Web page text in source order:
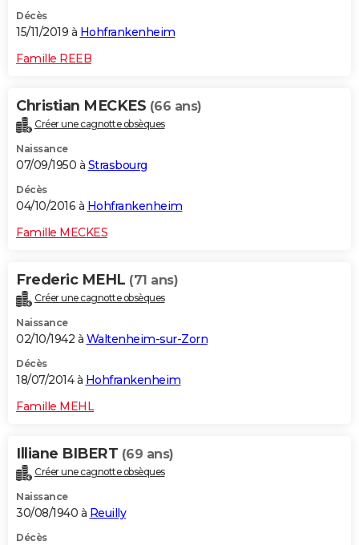
Décès
15/11/2019 à Hohfrankenheim
Famille REEB
Christian MECKES (66 ans)
Créer une cagnotte obsèques
Naissance
07/09/1950 à Strasbourg
Décès
04/10/2016 à Hohfrankenheim
Famille MECKES
Frederic MEHL (71 ans)
Créer une cagnotte obsèques
Naissance
02/10/1942 à Waltenheim-sur-Zorn
Décès
18/07/2014 à Hohfrankenheim
Famille MEHL
Illiane BIBERT (69 ans)
Créer une cagnotte obsèques
Naissance
30/08/1940 à Reuilly
Décès